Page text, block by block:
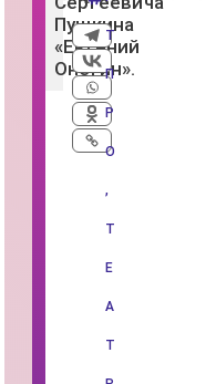
Пушкина
«Евгений
Онегин».
Т
П
Р
О
,
Т
Е
А
Т